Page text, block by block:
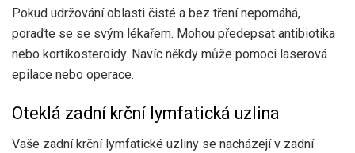
Pokud udržování oblasti čisté a bez tření nepomáhá,
poraďte se se svým lékařem. Mohou předepsat antibiotika
nebo kortikosteroidy. Navíc někdy může pomoci laserová
epilace nebo operace.
Oteklá zadní krční lymfatická uzlina
Vaše zadní krční lymfatické uzliny se nacházejí v zadní